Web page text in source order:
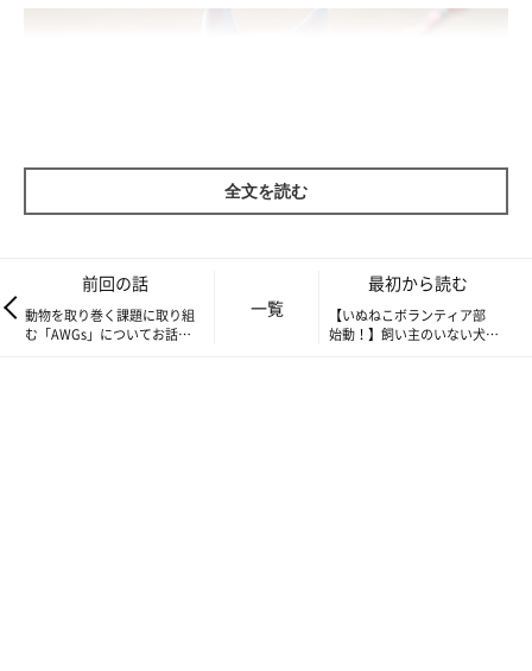
全文を読む
前回の話
動物を取り巻く課題に取り組
む「AWGs」についてお話を
一覧
最初から読む
【いぬねこボランティア部
始動！】飼い主のいない犬や